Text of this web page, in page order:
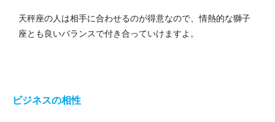
天秤座の人は相手に合わせるのが得意なので、情熱的な獅子
座とも良いバランスで付き合っていけますよ。
ビジネスの相性